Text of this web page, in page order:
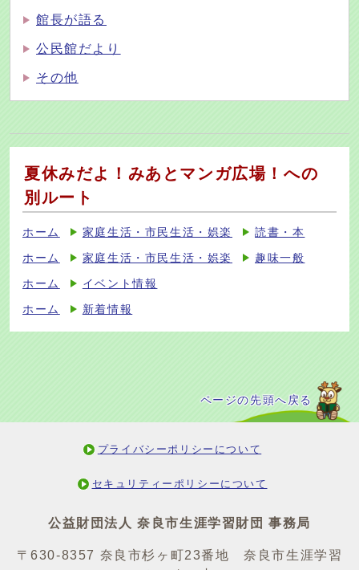
館長が語る
公民館だより
その他
夏休みだよ！みあとマンガ広場！への
別ルート
ホーム 家庭生活・市民生活・娯楽 読書・本
ホーム 家庭生活・市民生活・娯楽 趣味一般
ホーム イベント情報
ホーム 新着情報
ページの先頭へ戻る
プライバシーポリシーについて
セキュリティーポリシーについて
公益財団法人 奈良市生涯学習財団 事務局
〒630-8357 奈良市杉ヶ町23番地 奈良市生涯学習